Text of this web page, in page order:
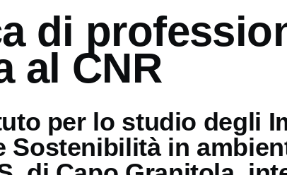
di
al CNR
per lo studio degli
Sostenibilità in